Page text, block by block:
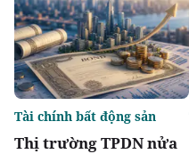
Thị trường TPDN nửa
Tài chính bất động sản